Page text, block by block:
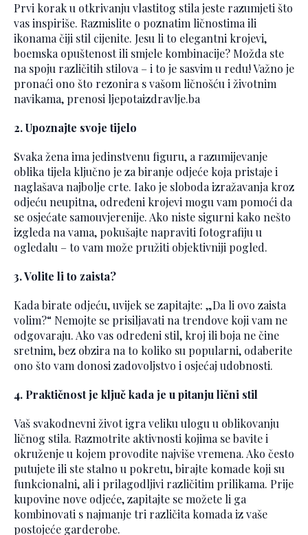
Prvi korak u otkrivanju vlastitog stila jeste razumjeti što
vas inspiriše. Razmislite o poznatim ličnostima ili
ikonama čiji stil cijenite. Jesu li to elegantni krojevi,
boemska opuštenost ili smjele kombinacije? Možda ste
na spoju različitih stilova – i to je sasvim u redu! Važno je
pronaći ono što rezonira s vašom ličnošću i životnim
navikama, prenosi ljepotaizdravlje.ba
2. Upoznajte svoje tijelo
Svaka žena ima jedinstvenu figuru, a razumijevanje
oblika tijela ključno je za biranje odjeće koja pristaje i
naglašava najbolje crte. Iako je sloboda izražavanja kroz
odjeću neupitna, određeni krojevi mogu vam pomoći da
se osjećate samouvjerenije. Ako niste sigurni kako nešto
izgleda na vama, pokušajte napraviti fotografiju u
ogledalu – to vam može pružiti objektivniji pogled.
3. Volite li to zaista?
Kada birate odjeću, uvijek se zapitajte: „Da li ovo zaista
volim?“ Nemojte se prisiljavati na trendove koji vam ne
odgovaraju. Ako vas određeni stil, kroj ili boja ne čine
sretnim, bez obzira na to koliko su popularni, odaberite
ono što vam donosi zadovoljstvo i osjećaj udobnosti.
4. Praktičnost je ključ kada je u pitanju lični stil
Vaš svakodnevni život igra veliku ulogu u oblikovanju
ličnog stila. Razmotrite aktivnosti kojima se bavite i
okruženje u kojem provodite najviše vremena. Ako često
putujete ili ste stalno u pokretu, birajte komade koji su
funkcionalni, ali i prilagodljivi različitim prilikama. Prije
kupovine nove odjeće, zapitajte se možete li ga
kombinovati s najmanje tri različita komada iz vaše
postojeće garderobe.